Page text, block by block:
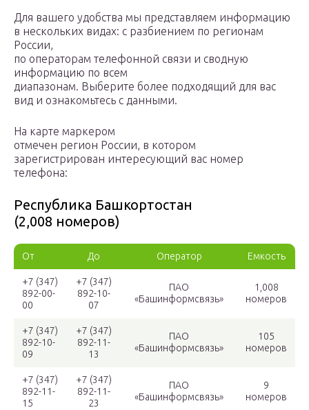
Для вашего удобства мы представляем информацию
в нескольких видах: с разбиением по регионам
России,
по операторам телефонной связи и сводную
информацию по всем
диапазонам. Выберите более подходящий для вас
вид и ознакомьтесь с данными.
На карте маркером
отмечен регион России, в котором
зарегистрирован интересующий вас номер
телефона:
Республика Башкортостан
(2,008 номеров)
От До Оператор Емкость
+7 (347)
892-00-
00
+7 (347)
892-10-
07
ПАО
«Башинформсвязь»
1,008
номеров
+7 (347)
892-10-
09
+7 (347)
892-11-
13
ПАО
«Башинформсвязь»
105
номеров
+7 (347)
892-11-
15
+7 (347)
892-11-
23
ПАО
«Башинформсвязь»
9
номеров